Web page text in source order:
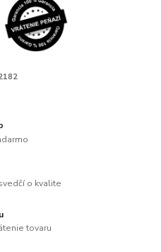
o kvalite
tovaru